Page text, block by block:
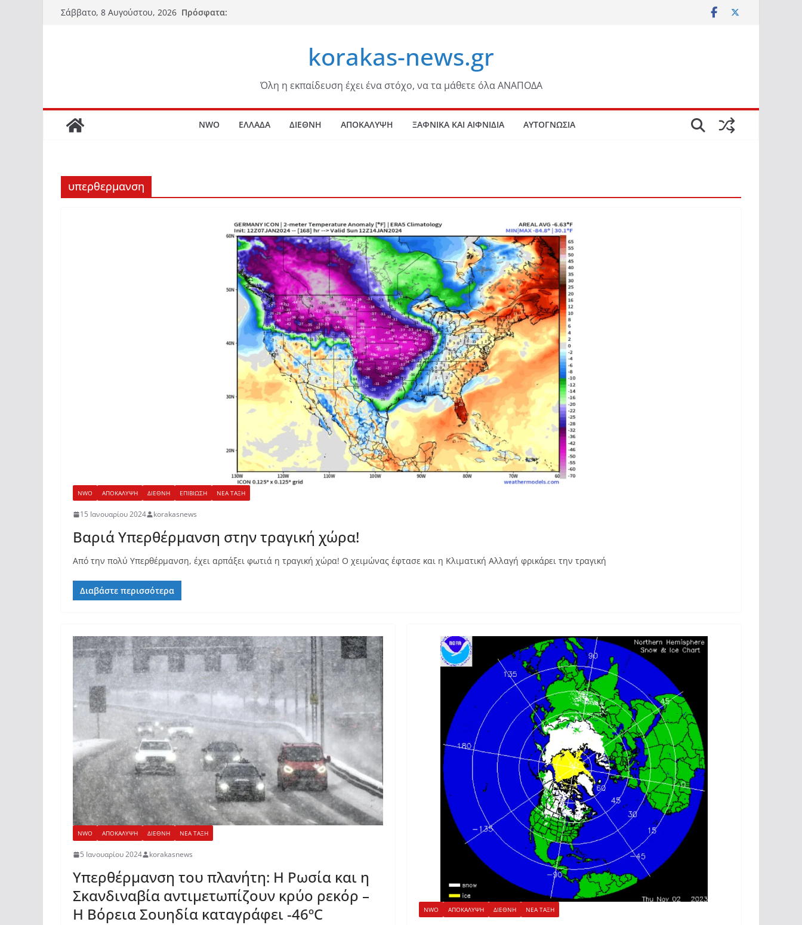
Μετάβαση
Σάββατο, 8 Αυγούστου, 2026 Πρόσφατα:
korakas-news.gr
Όλη η εκπαίδευση έχει ένα στόχο, να τα μάθετε όλα ΑΝΑΠΟΔΑ
NWO ΕΛΛΑΔΑ ΔΙΕΘΝΗ ΑΠΟΚΑΛΥΨΗ ΞΑΦΝΙΚΑ ΚΑΙ ΑΙΦΝΙΔΙΑ ΑΥΤΟΓΝΩΣΙΑ
υπερθερμανση
NWO ΑΠΟΚΑΛΥΨΗ ΔΙΕΘΝΗ ΕΠΙΒΙΩΣΗ ΝΕΑ ΤΑΞΗ
15 Ιανουαρίου 2024 korakasnews
Βαριά Υπερθέρμανση στην τραγική χώρα!
Από την πολύ Υπερθέρμανση, έχει αρπάξει φωτιά η τραγική χώρα! Ο χειμώνας έφτασε και η Κλιματική Αλλαγή φρικάρει την τραγική
Διαβάστε περισσότερα
NWO ΑΠΟΚΑΛΥΨΗ ΔΙΕΘΝΗ ΝΕΑ ΤΑΞΗ
5 Ιανουαρίου 2024 korakasnews
Υπερθέρμανση του πλανήτη: Η Ρωσία και η
Σκανδιναβία αντιμετωπίζουν κρύο ρεκόρ –
Η Βόρεια Σουηδία καταγράφει -46ºC
NWO ΑΠΟΚΑΛΥΨΗ ΔΙΕΘΝΗ ΝΕΑ ΤΑΞΗ